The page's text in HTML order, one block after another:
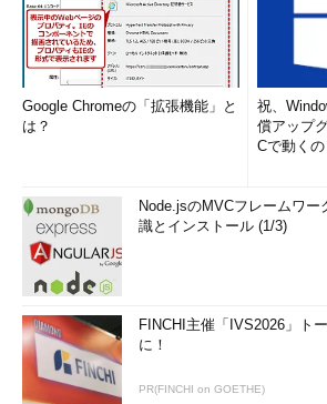
Google Chromeの「拡張機能」と
は？
祝、
償アップ
Cで動く
Node.jsのMVCフレームワ
識とインストール (1/3)
FINCHI主催「IVS2026」ト
に！
PR(FINCHI on GOETHE)